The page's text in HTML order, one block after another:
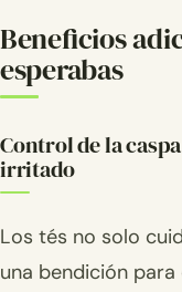
Beneficios
esperabas
Control de la
irritado
Los tés no solo
una bendición